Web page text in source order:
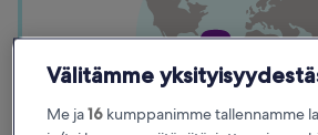
Välitämme
Me ja16kumppanimme tallennamme